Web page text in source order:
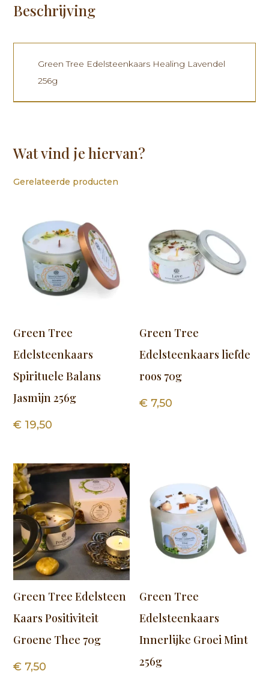
Beschrijving
Green Tree Edelsteenkaars Healing Lavendel
256g
Wat vind je hiervan?
Gerelateerde producten
Green Tree
Edelsteenkaars
Spirituele Balans
Jasmijn 256g
€ 19,50
Green Tree
Edelsteenkaars liefde
roos 70g
€ 7,50
Green Tree Edelsteen
Kaars Positiviteit
Groene Thee 70g
€ 7,50
Green Tree
Edelsteenkaars
Innerlijke Groei Mint
256g